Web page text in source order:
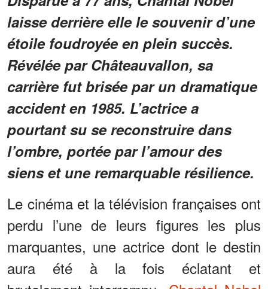
laisse derrière elle le souvenir d’une
étoile foudroyée en plein succès.
Révélée par Châteauvallon, sa
carrière fut brisée par un dramatique
accident en 1985. L’actrice a
pourtant su se reconstruire dans
l’ombre, portée par l’amour des
siens et une remarquable résilience.
Le cinéma et la télévision françaises ont
perdu l’une de leurs figures les plus
marquantes, une actrice dont le destin
aura été à la fois éclatant et